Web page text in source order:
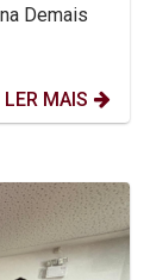
LER MAIS